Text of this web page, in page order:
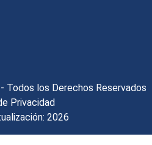
Todos los Derechos Reservados
Privacidad
2026